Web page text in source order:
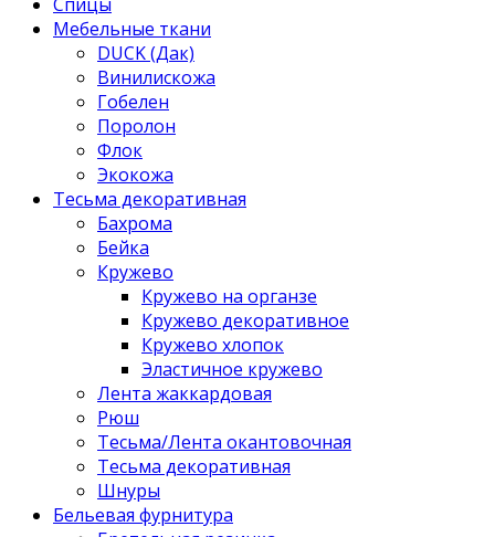
Мебельные ткани
DUCK (Дак)
Винилискожа
Гобелен
Поролон
Флок
Экокожа
Тесьма декоративная
Бахрома
Бейка
Кружево
Кружево на органзе
Кружево декоративное
Кружево хлопок
Эластичное кружево
Лента жаккардовая
Рюш
Тесьма/Лента окантовочная
Тесьма декоративная
Шнуры
Бельевая фурнитура